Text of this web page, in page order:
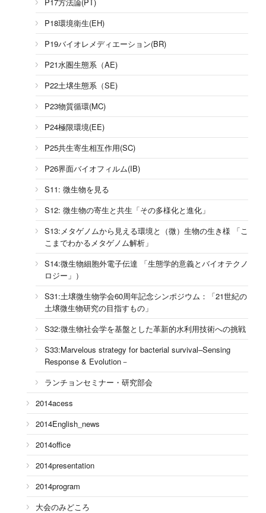
P18環境衛生(EH)
P19バイオレメディエーション(BR)
P21水圏生態系（AE)
P22土壌生態系（SE)
P23物質循環(MC)
P24極限環境(EE)
P25共生寄生相互作用(SC)
P26界面バイオフィルム(IB)
S11: 微生物を見る
S12: 微生物の寄生と共生「その多様化と進化」
S13:メタゲノムから見える環境と（微）生物の生き様 「こ
こまでわかるメタゲノム解析」
S14:微生物細胞外電子伝達 「生態学的意義とバイオテクノ
ロジー」）
S31:土壌微生物学会60周年記念シンポジウム：「21世紀の
土壌微生物研究の目指すもの」
S32:微生物社会学を基盤とした革新的水利用技術への挑戦
S33:Marvelous strategy for bacterial survival–Sensing
Response & Evolution－
ランチョンセミナー・研究部会
2014acess
2014English_news
2014office
2014presentation
2014program
大会のみどころ